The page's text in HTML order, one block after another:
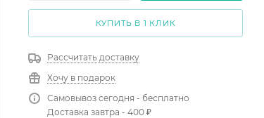
КУПИТЬ В 1 КЛИК
Рассчитать доставку
Хочу в подарок
Самовывоз сегодня - бесплатно
Доставка завтра - 400 ₽